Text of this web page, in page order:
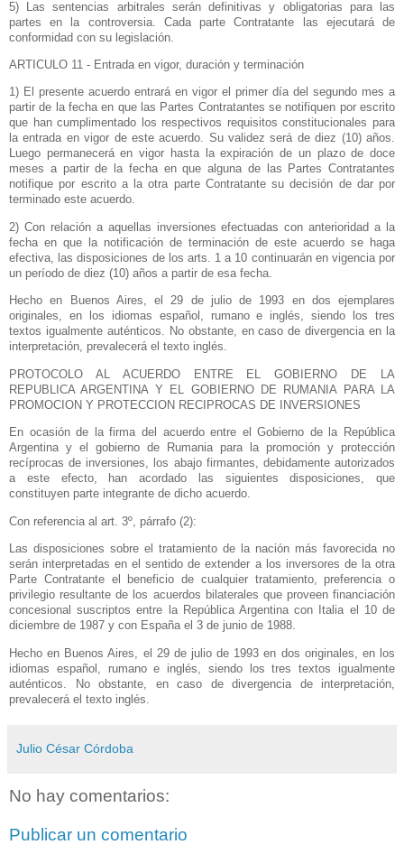
5) Las sentencias arbitrales serán definitivas y obligatorias para las
partes en la controversia. Cada parte Contratante las ejecutará de
conformidad con su legislación.
ARTICULO 11 - Entrada en vigor, duración y terminación
1) El presente acuerdo entrará en vigor el primer día del segundo mes a
partir de la fecha en que las Partes Contratantes se notifiquen por escrito
que han cumplimentado los respectivos requisitos constitucionales para
la entrada en vigor de este acuerdo. Su validez será de diez (10) años.
Luego permanecerá en vigor hasta la expiración de un plazo de doce
meses a partir de la fecha en que alguna de las Partes Contratantes
notifique por escrito a la otra parte Contratante su decisión de dar por
terminado este acuerdo.
2) Con relación a aquellas inversiones efectuadas con anterioridad a la
fecha en que la notificación de terminación de este acuerdo se haga
efectiva, las disposiciones de los arts. 1 a 10 continuarán en vigencia por
un período de diez (10) años a partir de esa fecha.
Hecho en Buenos Aires, el 29 de julio de 1993 en dos ejemplares
originales, en los idiomas español, rumano e inglés, siendo los tres
textos igualmente auténticos. No obstante, en caso de divergencia en la
interpretación, prevalecerá el texto inglés.
PROTOCOLO AL ACUERDO ENTRE EL GOBIERNO DE
LA
REPUBLICA ARGENTINA Y EL GOBIERNO DE RUMANIA PARA
LA
PROMOCION Y PROTECCION RECIPROCAS DE INVERSIONES
En ocasión de la firma del acuerdo entre el Gobierno de la República
Argentinay el gobierno de Rumania para la promoción y protección
recíprocas de inversiones, los abajo firmantes, debidamente autorizados
a este efecto, han acordado las siguientes disposiciones, que
constituyen parte integrante de dicho acuerdo.
Con referencia al art. 3º, párrafo (2):
Las disposiciones sobre el tratamiento de la nación más favorecida no
serán interpretadas en el sentido de extender a los inversores de la otra
Parte Contratante el beneficio de cualquier tratamiento, preferencia o
privilegio resultante de los acuerdos bilaterales que proveen financiación
concesional suscriptos entre
la República Argentinacon Italia el 10 de
diciembre de 1987 y con España el 3 de junio de 1988.
Hecho en Buenos Aires, el 29 de julio de 1993 en dos originales, en los
idiomas español, rumano e inglés, siendo los tres textos igualmente
auténticos. No obstante, en caso de divergencia de interpretación,
prevalecerá el texto inglés.
Julio César Córdoba
No hay comentarios:
Publicar un comentario